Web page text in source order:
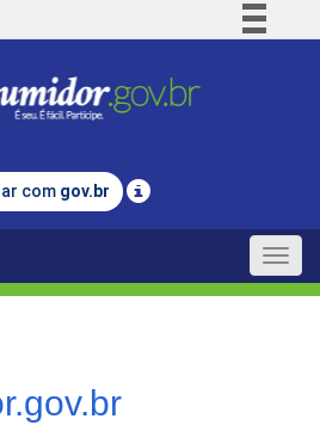
Comunica BR
Legislação
com gov.br
Toggle